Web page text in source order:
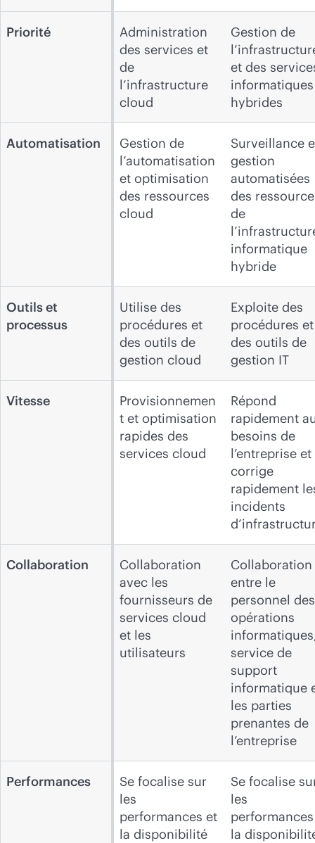
Priorité
Administration
des services et
de
l’infrastructure
cloud
Gestion de
et des
informatiques
hybrides
Automatisation
Gestion de
l’automatisation
et optimisation
des ressources
cloud
Surveillance
gestion
automatisées
des
de
informatique
hybride
Outils et
processus
Utilise des
procédures et
des outils de
gestion cloud
Exploite des
procédures et
des outils de
gestion IT
Vitesse
Provisionnemen
t et optimisation
rapides des
services cloud
Répond
rapidement
besoins de
l’entreprise et
corrige
rapidement
incidents
Collaboration
Collaboration
avec les
fournisseurs de
services cloud
et les
utilisateurs
Collaboration
entre le
personnel des
opérations
service de
support
informatique
les parties
prenantes de
l’entreprise
Performances
Se focalise sur
les
performances et
la disponibilité
Se focalise
les
la